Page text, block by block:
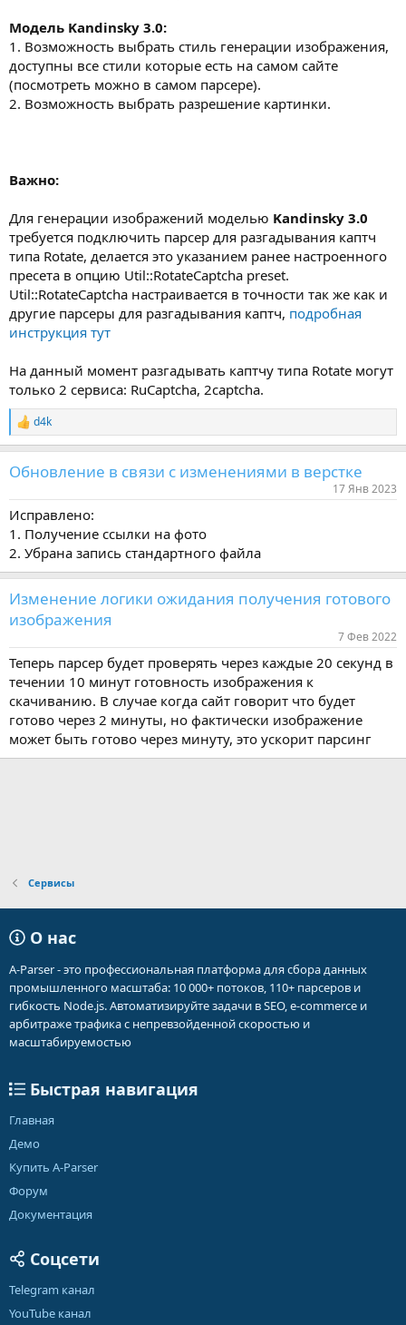
Модель Kandinsky 3.0:
1. Возможность выбрать стиль генерации изображения,
доступны все стили которые есть на самом сайте
(посмотреть можно в самом парсере).
2. Возможность выбрать разрешение картинки.
Важно:
Для генерации изображений моделью Kandinsky 3.0
требуется подключить парсер для разгадывания каптч
типа Rotate, делается это указанием ранее настроенного
пресета в опцию Util::RotateCaptcha preset.
Util::RotateCaptcha настраивается в точности так же как и
другие парсеры для разгадывания каптч, подробная
инструкция тут
На данный момент разгадывать каптчу типа Rotate могут
только 2 сервиса: RuCaptcha, 2captcha.
Р
е
а
к
и
и
d4k
Обновление в связи с изменениями в верстке
17 Янв 2023
Исправлено:
1. Получение ссылки на фото
2. Убрана запись стандартного файла
Изменение логики ожидания получения готового
изображения
7 Фев 2022
Теперь парсер будет проверять через каждые 20 секунд в
течении 10 минут готовность изображения к
скачиванию. В случае когда сайт говорит что будет
готово через 2 минуты, но фактически изображение
может быть готово через минуту, это ускорит парсинг
Сервисы
О нас
A-Parser - это профессиональная платформа для сбора данных
промышленного масштаба: 10 000+ потоков, 110+ парсеров и
гибкость Node.js. Автоматизируйте задачи в SEO, e-commerce и
арбитраже трафика с непревзойденной скоростью и
масштабируемостью
Быстрая навигация
Главная
Демо
Купить A-Parser
Форум
Документация
Соцсети
Telegram канал
YouTube канал